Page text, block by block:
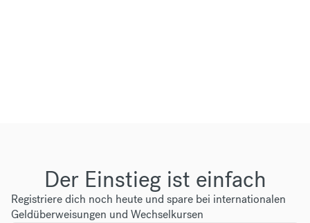
Der Einstieg ist einfach
Registriere dich noch heute und spare bei internationalen
Geldüberweisungen und Wechselkursen